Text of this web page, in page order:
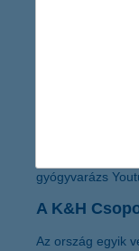
gyógyvarázs
A K&H
Az ország egyik